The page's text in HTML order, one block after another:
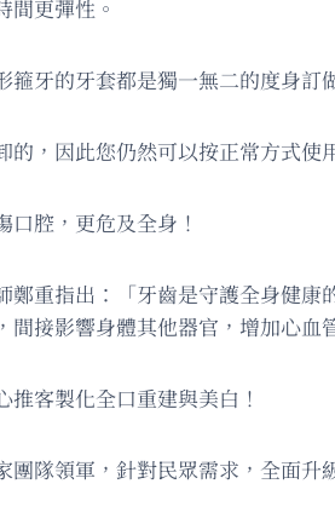
間更彈性。
牙的牙套都是獨一無二的度身訂
的，因此您仍然可以按正常方式
腔，更危及全身！
鄭重指出：「牙齒是守護全身健
接影響身體其他器官，增加心血
客製化全口重建與美白！
團隊領軍，針對民眾需求，全面升